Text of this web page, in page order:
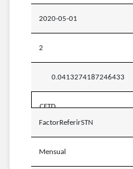
2020-05-01
2
0.0413274187246433
CETD
FactorReferirSTN
Mensual